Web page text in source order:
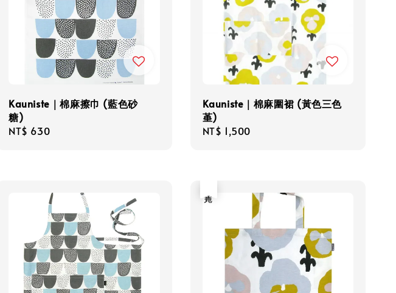
Kauniste｜棉麻擦巾 (藍色砂
糖)
Regular
NT$ 630
Kauniste｜棉麻圍裙 (黃色三色
堇)
Regular
NT$ 1,500